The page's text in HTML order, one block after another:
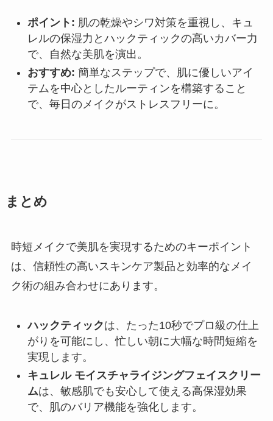
ポイント: 肌の乾燥やシワ対策を重視し、キュ
レルの保湿力とハックティックの高いカバー力
で、自然な美肌を演出。
おすすめ: 簡単なステップで、肌に優しいアイ
テムを中心としたルーティンを構築すること
で、毎日のメイクがストレスフリーに。
まとめ
時短メイクで美肌を実現するためのキーポイント
は、信頼性の高いスキンケア製品と効率的なメイ
ク術の組み合わせにあります。
ハックティックは、たった10秒でプロ級の仕上
がりを可能にし、忙しい朝に大幅な時間短縮を
実現します。
キュレル モイスチャライジングフェイスクリー
ムは、敏感肌でも安心して使える高保湿効果
で、肌のバリア機能を強化します。